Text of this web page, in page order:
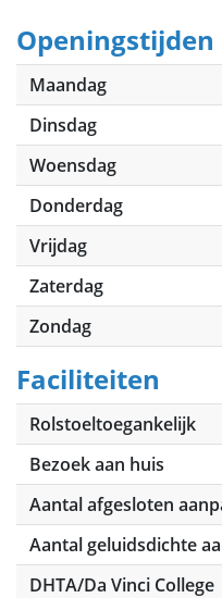
Openingstijden
Maandag
Dinsdag
Woensdag
Donderdag
Vrijdag
Zaterdag
Zondag
Faciliteiten
Rolstoeltoegankelijk
Bezoek aan huis
Aantal afgesloten
Aantal geluidsdichte
DHTA/Da Vinci College